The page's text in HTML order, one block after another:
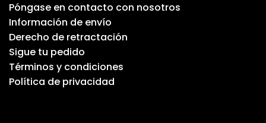
Póngase en contacto con nosotros
Información de envío
Derecho de retractación
Sigue tu pedido
Términos y condiciones
Política de privacidad